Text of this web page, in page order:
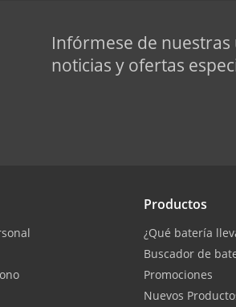
Infórmese de nuestras
noticias y ofertas
Productos
¿Qué batería
Buscador de
Promociones
Nuevos